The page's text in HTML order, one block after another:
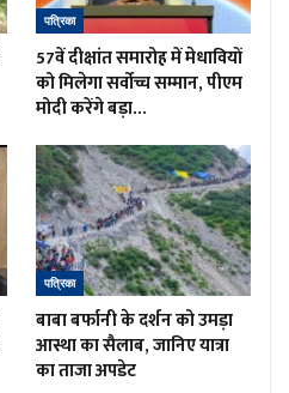
पत्रिका
57वें दीक्षांत समारोह में मेधावियों
को मिलेगा सर्वोच्च सम्मान, पीएम
मोदी करेंगे बड़ा…
पत्रिका
बाबा बर्फानी के दर्शन को उमड़ा
आस्था का सैलाब, जानिए यात्रा
का ताजा अपडेट